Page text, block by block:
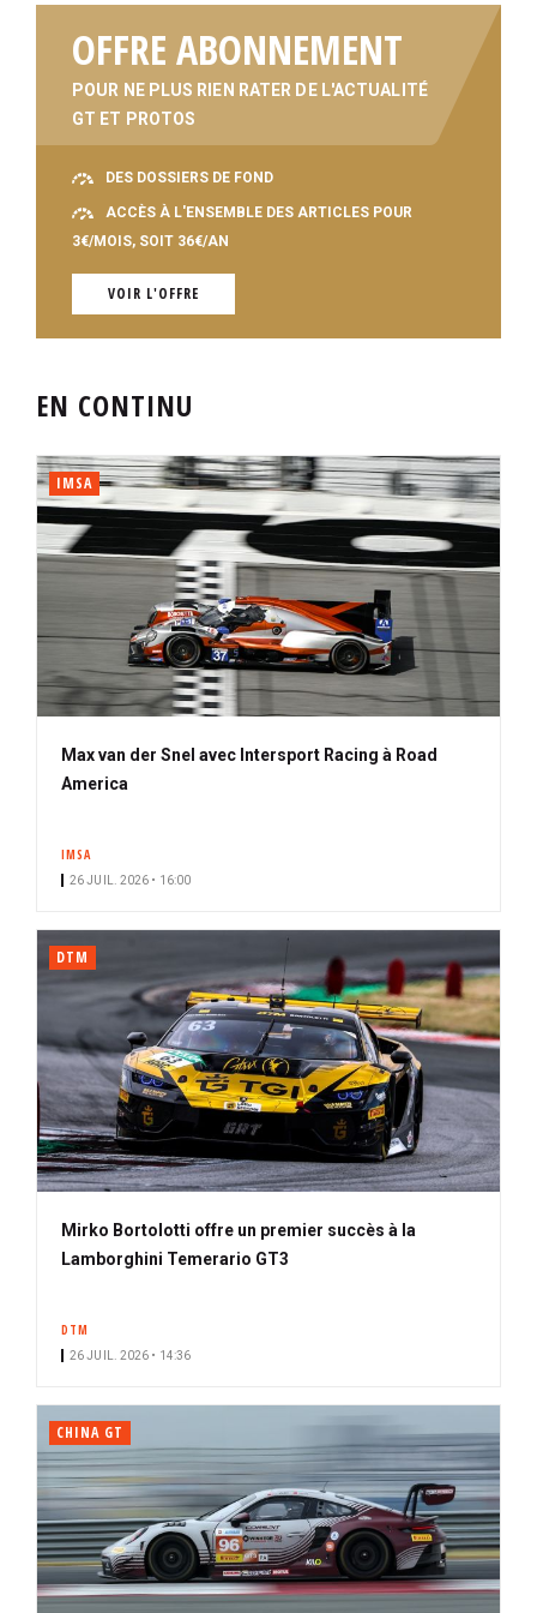
OFFRE ABONNEMENT
POUR NE PLUS RIEN RATER DE L'ACTUALITÉ
GT ET PROTOS
DES DOSSIERS DE FOND
ACCÈS À L'ENSEMBLE DES ARTICLES POUR
3€/MOIS, SOIT 36€/AN
VOIR L'OFFRE
EN CONTINU
IMSA
Max van der Snel avec Intersport Racing à Road
America
IMSA
26 JUIL. 2026 • 16:00
DTM
Mirko Bortolotti offre un premier succès à la
Lamborghini Temerario GT3
DTM
26 JUIL. 2026 • 14:36
CHINA GT